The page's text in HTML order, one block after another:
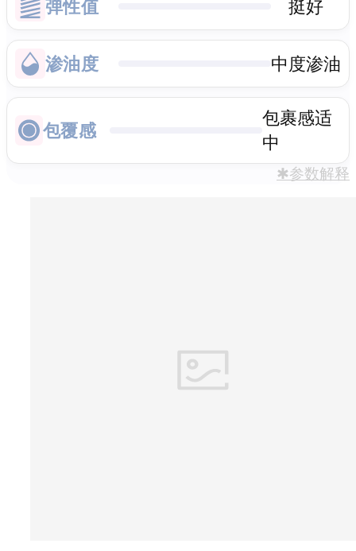
弹性值 挺好
渗油度 中度渗油
包覆感
包裹感适
中
✱参数解释